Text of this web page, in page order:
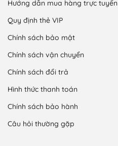
Hướng dẫn mua hàng trực tuyến
Quy định thẻ VIP
Chính sách bảo mật
Chính sách vận chuyển
Chính sách đổi trả
Hình thức thanh toán
Chính sách bảo hành
Câu hỏi thường gặp